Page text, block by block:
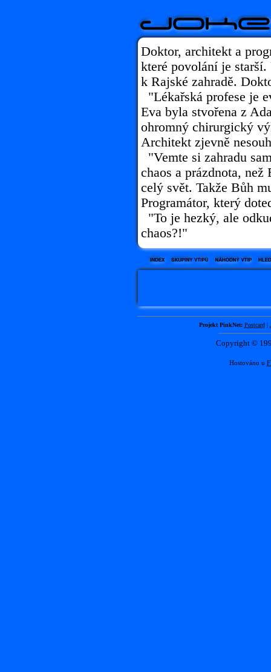
Doktor, architekt a
které povolání je
k Rajské zahradě.
"Lékařská profese je
Eva byla stvořena z
ohromný chirurgický
Architekt zjevně
"Vemte si zahradu
chaos a prázdnota,
celý svět. Takže Bůh
Programátor, který
"To je hezký, ale
chaos?!"
Projekt PinkNet: Postcard|
Copyright ©
Hostováno u